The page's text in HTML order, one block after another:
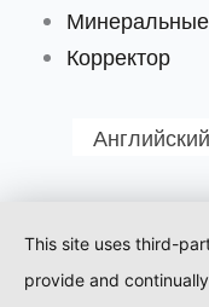
Корректор
Английский
This site uses third-
provide and